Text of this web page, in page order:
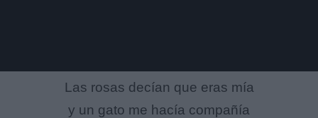
Las rosas decían que eras mía
y un gato me hacía compañía